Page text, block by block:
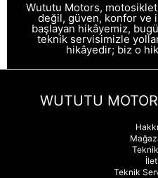
Wututu Motors,
değil, güven, konfor ve
başlayan hikâyemiz,
teknik servisimizle
hikâyedir; biz o
WUTUTU
Teknik